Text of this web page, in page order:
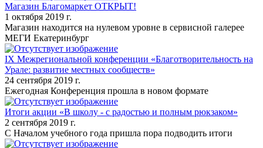
Магазин Благомаркет ОТКРЫТ!
1 октября 2019 г.
Магазин находится на нулевом уровне в сервисной галерее
МЕГИ Екатеринбург
IX Межрегиональной конференции «Благотворительность на
Урале: развитие местных сообществ»
24 сентября 2019 г.
Ежегодная Конференция прошла в новом формате
Итоги акции «В школу - с радостью и полным рюкзаком»
2 сентября 2019 г.
С Началом учебного года пришла пора подводить итоги